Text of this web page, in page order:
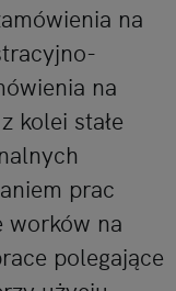
na
na
kolei stałe
prac
worków na
polegające